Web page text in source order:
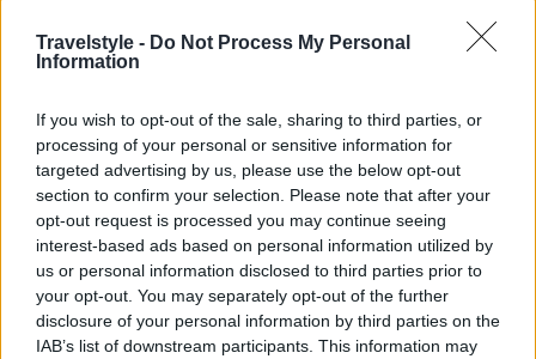
Travelstyle - Do Not Process My Personal
Information
If you wish to opt-out of the sale, sharing to third parties, or
processing of your personal or sensitive information for
targeted advertising by us, please use the below opt-out
section to confirm your selection. Please note that after your
opt-out request is processed you may continue seeing
interest-based ads based on personal information utilized by
us or personal information disclosed to third parties prior to
your opt-out. You may separately opt-out of the further
disclosure of your personal information by third parties on the
IAB’s list of downstream participants. This information may
Υπέροχες φωτογραφίες: Εικόνες του κόσμου μας
από άλλη οπτική
5.Kάστρο Neuschwanstein,
Γερμανία